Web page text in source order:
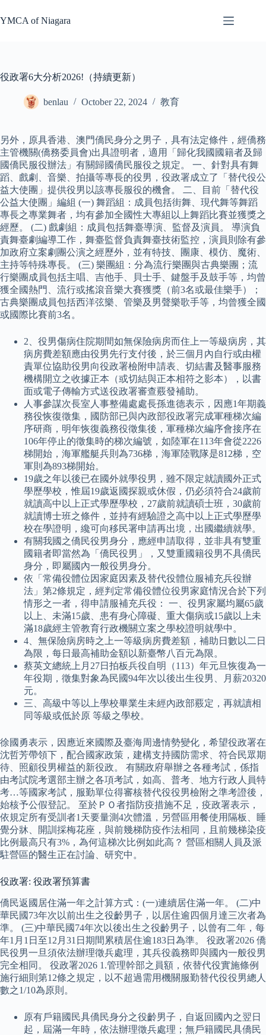
to
content
YMCA of Niagara
役政署6大分析2026!（持續更新）
benlau October 22, 2024 教育
另外，原具香港、澳門僑民身分之男子，具有法定條件，經僑務
主管機關(僑務委員會)出具證明者，適用「歸化我國國籍者及歸
國僑民服役辦法」有關歸國僑民服役之規定。 一、針對具有舞
蹈、戲劇、音樂、拍攝等專長的役男，役政署成立了「替代役公
益大使團」提供役男以該專長服役的機會。 二、目前「替代役
公益大使團」編組 (一) 舞蹈組：成員包括街舞、現代舞等舞蹈
專長之專業舞者，均有參加全國性大專組以上舞蹈比賽並獲獎之
經歷。 (二) 戲劇組：成員包括舞臺導演、監督及演員。 導演負
責舞臺劇編導工作，舞臺監督負責舞臺技術監控，演員則除有參
加政府立案劇團公演之經歷外，並有特技、團康、模仿、魔術、
主持等特殊專長。 (三) 樂團組：分為流行樂團與古典樂團；流
行樂團成員包括主唱、吉他手、貝士手、鍵盤手及鼓手等，均曾
獲全國熱門、流行或搖滾音樂大賽獲獎（前3名或最佳樂手）；
古典樂團成員包括西洋弦樂、管樂及男聲樂歌手等，均曾獲全國
或國際比賽前3名。
2、役男傷病住院期間如無保險病房而住上一等級病房，其
病房費差額應由役男先行支付後，於三個月內自行或由權
責單位協助役男向役政署檢附申請表、切結書及醫事服務
機構開立之收據正本（或切結與正本相符之影本），以書
面或電子傳輸方式送役政署審查覈發補助。
人事參謀次長室人事整備處處長孫進德表示，因應1年期義
務役恢復徵集，國防部已與內政部役政署完成軍種梯次編
序研商，明年恢復義務役徵集後，軍種梯次編序會接序在
106年停止的徵集時的梯次編號，如陸軍在113年會從2226
梯開始，海軍艦艇兵則為736梯，海軍陸戰隊是812梯，空
軍則為893梯開始。
19歲之年以後已在國外就學役男，雖不限定就讀國外正式
學歷學校，惟屆19歲返國探親或休假，仍必須符合24歲前
就讀高中以上正式學歷學校，27歲前就讀碩士班，30歲前
就讀博士班之條件，並持有經驗證之高中以上正式學歷學
校在學證明，纔可向移民署申請再出境，出國繼續就學。
有關我國之僑民役男身分，應經申請取得，並非具有雙重
國籍者即當然為「僑民役男」，又雙重國籍役男不具僑民
身分，即屬國內一般役男身分。
依「常備役體位因家庭因素及替代役體位服補充兵役辦
法」第2條規定，經判定常備役體位役男家庭情況合於下列
情形之一者，得申請服補充兵役： 一、役男家屬均屬65歲
以上、未滿15歲、患有身心障礙、重大傷病或15歲以上未
滿18歲經主管教育行政機關立案之學校證明就學中。
4、無保險病房時之上一等級病房費差額，補助日數以二日
為限，每日最高補助金額以新臺幣八百元為限。
蔡英文總統上月27日拍板兵役自明（113）年元旦恢復為一
年役期，徵集對象為民國94年次以後出生役男、月薪20320
元。
三、高級中等以上學校畢業生未經內政部覈定，再就讀相
同等級或低於原 等級之學校。
徐國勇表示，因應近來國際及臺海周邊情勢變化，希望役政署在
沈哲芳帶領下，配合國家政策，建構支持國防需求、符合民眾期
待、照顧役男權益的新役政。 有關政府舉辦之各種考試，係指
由考試院考選部主辦之各項考試，如高、普考、地方行政人員特
考…等國家考試，服勤單位得審核替代役役男檢附之準考證後，
始核予公假登記。 至於ＰＯ者指防疫措施不足，疫政署表示，
依規定所有受訓者1天要量測4次體溫，另營區用餐使用隔板、睡
覺分牀、開訓採梅花座，與前幾梯防疫作法相同，且前幾梯染疫
比例最高只有3%，為何這梯次比例如此高？ 營區相關人員及派
駐營區的醫生正在討論、研究中。
役政署: 役政署預算書
僑民返國居住滿一年之計算方式：(一)連續居住滿一年。 (二)中
華民國73年次以前出生之役齡男子，以居住逾四個月達三次者為
準。 (三)中華民國74年次以後出生之役齡男子，以曾有二年，每
年1月1日至12月31日期間累積居住逾183日為準。 役政署2026 僑
民役男一旦須依法辦理徵兵處理，其兵役義務即與國內一般役男
完全相同。 役政署2026 1.管理幹部之員額，依替代役實施條例
施行細則第12條之規定，以不超過需用機關服勤替代役役男總人
數之1/10為原則。
原有戶籍國民具僑民身分之役齡男子，自返回國內之翌日
起，屆滿一年時，依法辦理徵兵處理；無戶籍國民具僑民